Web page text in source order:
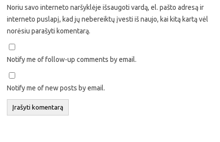
Noriu savo interneto naršyklėje išsaugoti vardą, el. pašto adresą ir
interneto puslapį, kad jų nebereiktų įvesti iš naujo, kai kitą kartą vėl
norėsiu parašyti komentarą.
Notify me of follow-up comments by email.
Notify me of new posts by email.